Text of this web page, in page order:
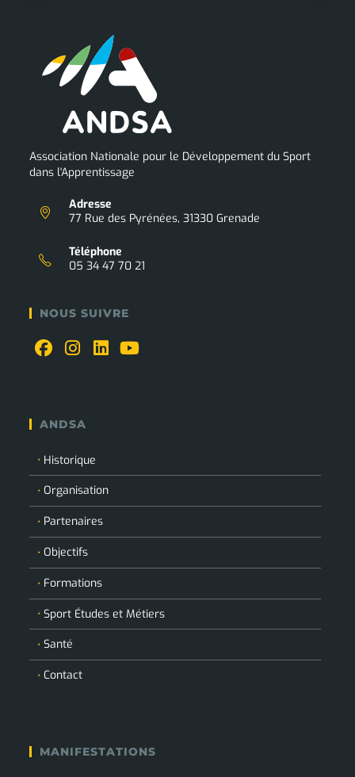
Association Nationale pour le Développement du Sport
dans l'Apprentissage
Adresse
77 Rue des Pyrénées, 31330 Grenade
Téléphone
05 34 47 70 21
NOUS SUIVRE
ANDSA
Historique
Organisation
Partenaires
Objectifs
Formations
Sport Études et Métiers
Santé
Contact
MANIFESTATIONS